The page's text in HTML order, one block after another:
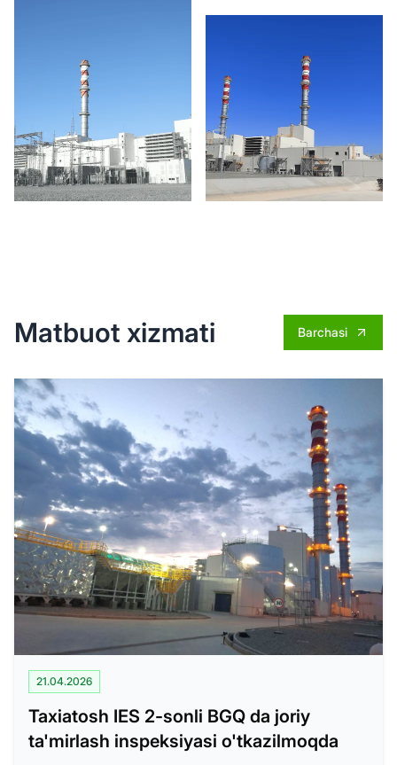
Matbuot xizmati Barchasi
21.04.2026
Taxiatosh IES 2-sonli BGQ da joriy
ta'mirlash inspeksiyasi o'tkazilmoqda